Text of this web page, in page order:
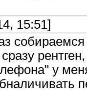
15:51]
у